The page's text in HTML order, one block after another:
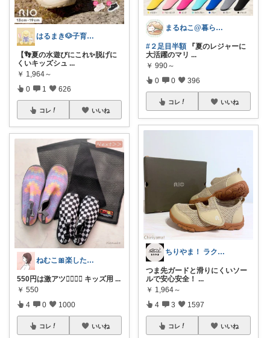
はるまき🐶子育て中
【👣夏の水遊びにこれ✨脱げに
くいキッズシュ ...
￥ 1,964～
0 1 626
コレ いいね
ねむこ🎀楽したいママの購入品ほぼオリ写
550円は激アツ❤️‍🔥❤️‍🔥 キッズ用 ...
￥ 550
4 0 1000
コレ いいね
まるねこ@暮らしと子育て🐈️🌸
#２足目半額 『夏のレジャーに
大活躍のマリ ...
￥ 990～
0 0 396
コレ いいね
ちりやま！ ラク×便利グッズ🫧
つま先ガードと滑りにくいソー
ルで安心安全！ ...
￥ 1,964～
4 3 1597
コレ いいね